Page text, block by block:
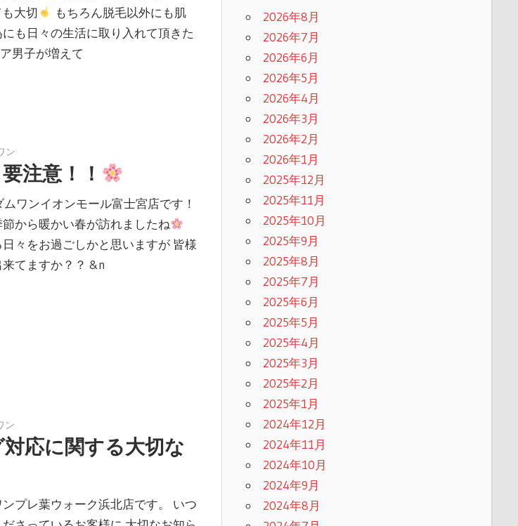
大切
もちろん脱毛以外にも肌
も日々の生活に取り入れて頂きた
男子が増えて
ン
注意！！
ワンイオンモール富士宮店です！
から暖かい春が訪れましたね
々をお過ごしかと思いますが 皆様
てますか？？ &n
ン
応に関する大切な
プレ葉ウォーク浜北店です。 いつ
2026年8月
2026年7月
2026年6月
2026年5月
2026年4月
2026年3月
2026年2月
2026年1月
2025年12月
2025年11月
2025年10月
2025年9月
2025年8月
2025年7月
2025年6月
2025年5月
2025年4月
2025年3月
2025年2月
2025年1月
2024年12月
2024年11月
2024年10月
2024年9月
2024年8月